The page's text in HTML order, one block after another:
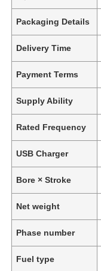
Packaging Details
Delivery Time
Payment Terms
Supply Ability
Rated Frequency
USB Charger
Bore × Stroke
Net weight
Phase number
Fuel type